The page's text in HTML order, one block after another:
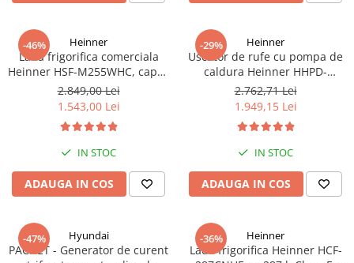
-46% Heinner
Lada frigorifica comerciala
Heinner HSF-M255WHC, capac
din sticla, 255L, clasa C,
functionare convertibila
(frigider/congelator), 1 cos,
alb
2.849,00 Lei
1.543,00 Lei
IN STOC
ADAUGA IN COS
-29% Heinner
Uscator de rufe cu pompa de
caldura Heinner HHPD-
V9T2KA++ Capacitate 9kg,
Clasa A++, 15 programe,
Display LED, Program Baby
Care, Functie anti-sifonare
2.762,71 Lei
1.949,15 Lei
IN STOC
ADAUGA IN COS
-47% Hyundai
PACHET - Generator de curent
-36% Heinner
Lada frigorifica Heinner HCF-